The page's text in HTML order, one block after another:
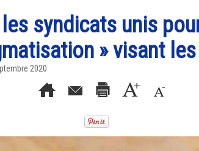
syndicats unis
» visant
2020